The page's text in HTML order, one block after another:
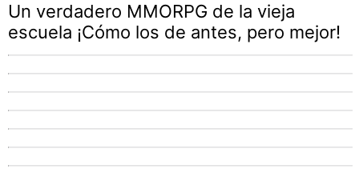
Un verdadero MMORPG de la vieja
escuela ¡Cómo los de antes, pero mejor!